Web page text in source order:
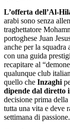
L’offerta dell’Al-
arabi sono senza
traghettatore
portoghese Juan
anche per la
con una guida
recapitare al
qualunque club
quello che Inzaghi
dipende dal diretto
decisione prima
tutta una vita e deve
settimana di passione.